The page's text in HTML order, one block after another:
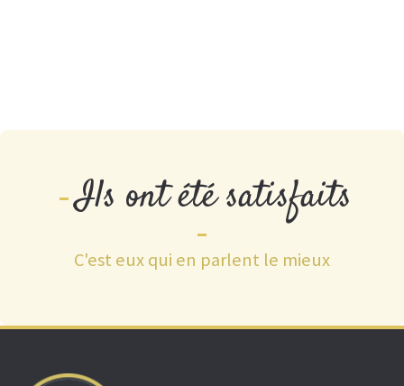
Ils ont été satisfaits
C'est eux qui en parlent le mieux